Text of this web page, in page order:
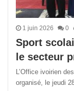
1 juin 2026 0
Sport
le secteur
L’Office ivoirien
organisé, le jeudi